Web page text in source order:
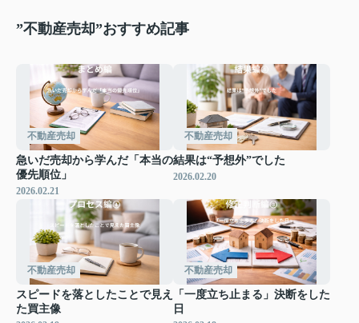
”不動産売却”おすすめ記事
不動産売却
急いだ売却から学んだ「本当の
優先順位」
2026.02.21
不動産売却
結果は“予想外”でした
2026.02.20
不動産売却
スピードを落としたことで見え
た買主像
不動産売却
「一度立ち止まる」決断をした
日